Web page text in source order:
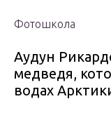
Фотошкола
Аудун
медведя,
водах